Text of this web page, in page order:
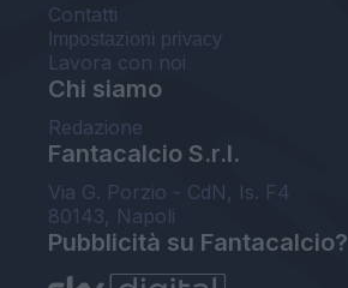
Contatti
Impostazioni privacy
Lavora con noi
Chi siamo
Redazione
Fantacalcio S.r.l.
Via G. Porzio - CdN, Is. F4
80143, Napoli
Pubblicità su Fantacalcio?